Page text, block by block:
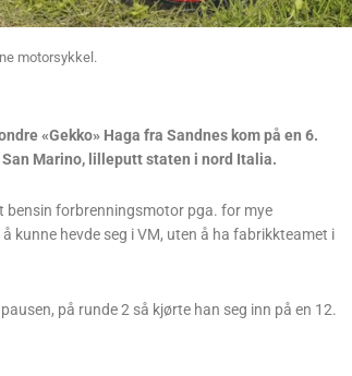
motorsykkel.
«Gekko» Haga fra Sandnes kom på en 6.
Marino, lilleputt staten i nord Italia.
bensin forbrenningsmotor pga. for mye
kunne hevde seg i VM, uten å ha fabrikkteamet i
på runde 2 så kjørte han seg inn på en 12.